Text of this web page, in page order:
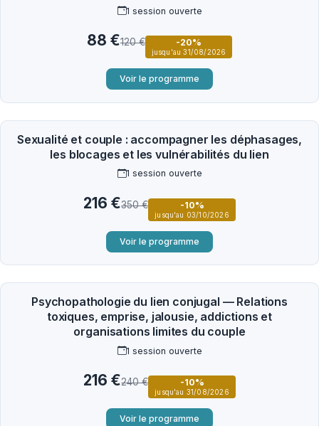
1 session ouverte
88 €120 € -20%
jusqu'au 31/08/2026
Voir le programme
Sexualité et couple : accompagner les déphasages,
les blocages et les vulnérabilités du lien
1 session ouverte
216 €350 € -10%
jusqu'au 03/10/2026
Voir le programme
Psychopathologie du lien conjugal — Relations
toxiques, emprise, jalousie, addictions et
organisations limites du couple
1 session ouverte
216 €240 € -10%
jusqu'au 31/08/2026
Voir le programme